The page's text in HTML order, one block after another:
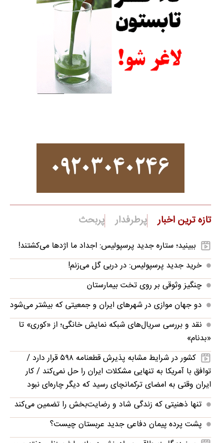
تازه ترین اخبار پرطرفدار پربحث
ببینید؛ ستاره جدید پرسپولیس: اجداد ما اژدها می‌کشتند!
خرید جدید پرسپولیس: در دربی گل می‌زنم!
چنگیز وثوقی بر روی تخت بیمارستان
دو جهان موازی در شهرهای ایران و جمعیتی که بیشتر می‌شود
نقد و بررسی سریال‌های شبکه نمایش خانگی؛ از «کوری» تا
«بدنام»
کشور در شرایط مشابه پذیرش قطعنامه ۵۹۸ قرار دارد /
توافق با آمریکا به تنهایی مشکلات ایران را حل نمی‌کند / کار
ایران وقتی به امضای ترکمانچای رسید که دیگر چاره‌ای نبود
تنها ذهنیتی که زندگی شاد و رضایت‌بخش را تضمین می‌کند
پشت پرده پیمان دفاعی جدید عربستان چیست؟